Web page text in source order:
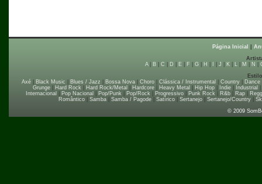
Página Inicial
A| B| C D E| F G| H J K| L| M N
Axé
Black Music Blues / Jazz Bossa Nova Choro Clássica / Instrumental Country Dance
Grunge| Hard Rock| Hard Rock/Metal Hardcore| Heavy Metal Hip Hop| Indie| Industrial
Internacional
Pop Nacional Pop/Punk| Pop/Rock| Progressivo| Punk Rock| R&b| Rap|
Romântico| Samba| Samba / Pagode| Satírico| Sertanejo| Sertanejo/Country|
© 2009